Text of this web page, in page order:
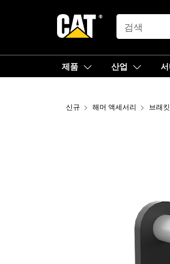
SEARCH
제품 산업
신규 해머 액세서리 브래킷